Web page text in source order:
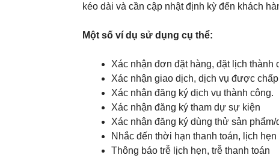
kéo dài và cần cập nhật định kỳ đến khách
Một số ví dụ sử dụng cụ thể:
Xác nhận đơn đặt hàng, đặt lịch thành
Xác nhận giao dịch, dịch vụ được
Xác nhận đăng ký dịch vụ thành công.
Xác nhận đăng ký tham dự sự kiện
Xác nhận đăng ký dùng thử sản
Nhắc đến thời hạn thanh toán, lịch hẹn
Thông báo trễ lịch hẹn, trễ thanh toán